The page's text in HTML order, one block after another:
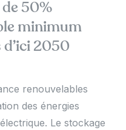
50%
minimum
2050
renouvelables
des énergies
Le stockage